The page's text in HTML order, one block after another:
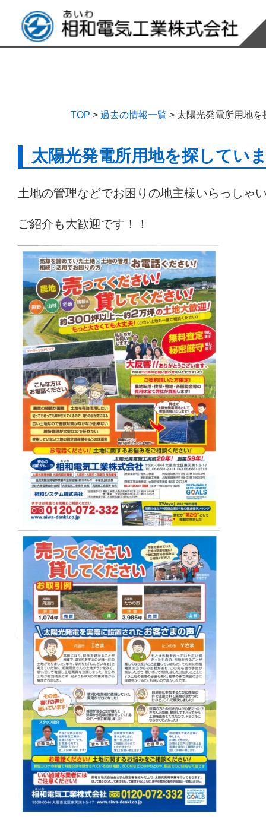
TOP > 過去の情報一覧 > 太陽光発電所用地
太陽光発電所用地を探してい
土地の管理などでお困りの地主様いらっしゃ
ご紹介も大歓迎です！！